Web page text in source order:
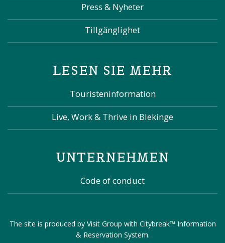
Press & Nyheter
Tillgänglighet
LESEN SIE MEHR
Touristeninformation
Live, Work & Thrive in Blekinge
UNTERNEHMEN
Code of conduct
The site is produced by Visit Group with Citybreak™ Information
& Reservation System.